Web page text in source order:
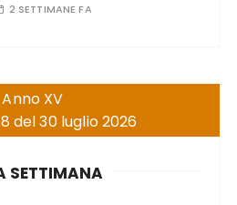
2 SETTIMANE FA
Anno XV
del 30 luglio 2026
SETTIMANA